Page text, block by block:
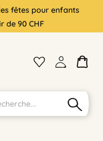
fêtes pour enfants
de 90 CHF